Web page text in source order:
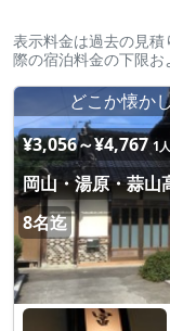
表示料金は過去の見
際の宿泊料金の下限お
どこか懐か
¥3,056～¥4,767 1
岡山・湯原・蒜山
8名迄